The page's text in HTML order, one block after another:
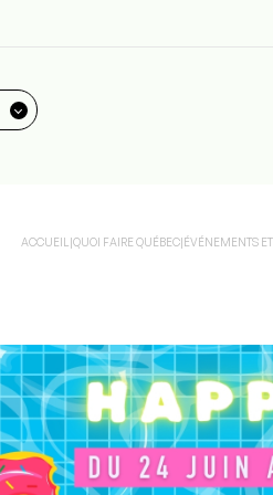
ACCUEIL |QUOI FAIRE QUÉBEC|ÉVÉNEMENTS